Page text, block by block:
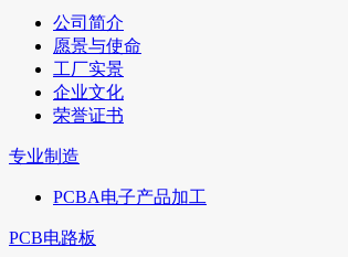
公司简介
愿景与使命
工厂实景
企业文化
荣誉证书
专业制造
PCBA电子产品加工
PCB电路板